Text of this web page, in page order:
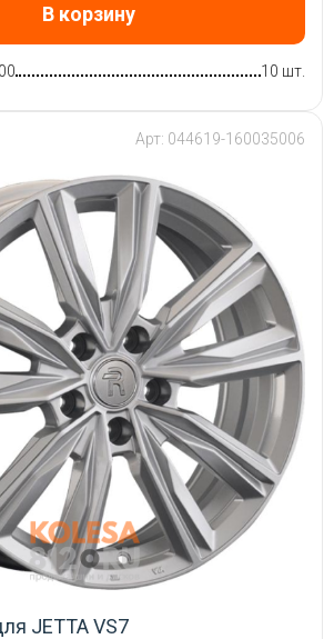
В корзину
10 шт.
Арт: 044619-160035006
JETTA VS7